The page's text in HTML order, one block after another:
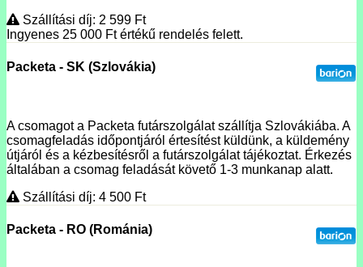
Szállítási díj: 2 599 Ft
Ingyenes 25 000 Ftértékű rendelés felett.
Packeta - SK (Szlovákia)
A csomagot a Packeta futárszolgálat szállítja Szlovákiába. A
csomagfeladás időpontjáról értesítést küldünk, a küldemény
útjáról és a kézbesítésről a futárszolgálat tájékoztat. Érkezés
általában a csomag feladását követő 1-3 munkanap alatt.
Szállítási díj: 4 500 Ft
Packeta - RO (Románia)